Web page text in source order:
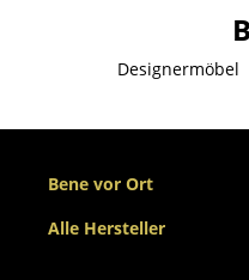
Esszimmerstühle
Sofas
Sessel
Loungesessel
Designermöbel
Bene vor Ort
Alle Hersteller